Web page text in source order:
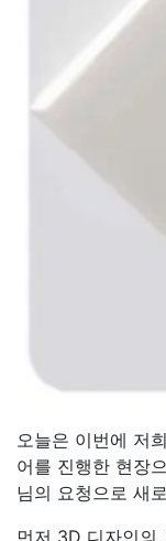
오늘은 이번에 저
어를 진행한 현장
님의 요청으로 새
먼저 3D 디자인의